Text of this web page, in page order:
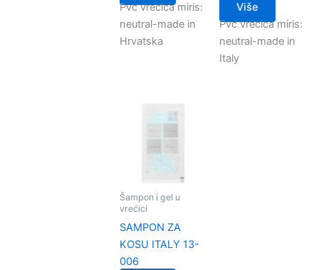
Pvc vrecica miris:
neutral-made in
Hrvatska
Više
Pvc vrecica miris:
neutral-made in
Italy
Šampon i gel u
vrećici
SAMPON ZA
KOSU ITALY 13-
006